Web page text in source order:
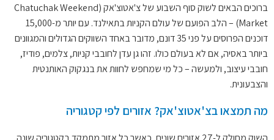
ברוכים הבאים לשוק סוף השבוע של צ'אטוצ'אק (Chatuchak Weekend
Market) – הלב הפועם של עולם הקניות בתאילנד. עם יותר מ-15,000
דוכנים הפרוסים על פני 35 דונם, מדובר באחד השווקים הגדולים והמגוונים
ביותר באסיה, אם לא בעולם כולו. זהו גן עדן לחובבי קניות, צלמים, פודיז,
חובבי עיצוב, ולמעשה – כל מי שמחפש לחוות את בנגקוק האותנטית
והצבעונית.
מה תמצאו בצ'אטוצ'אק? אזורים לפי קטגוריה